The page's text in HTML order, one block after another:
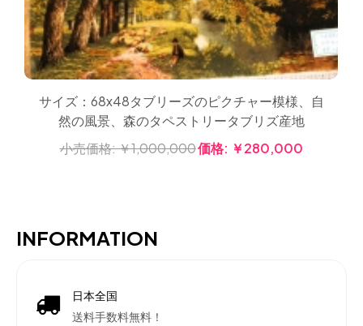
サイズ：68x48タブリーズのピクチャー模様、自
然の風景、森のタペストリータブリズ産地
小売価格:￥1,000,000価格: ￥280,000
INFORMATION
日本全国
送料手数料無料！